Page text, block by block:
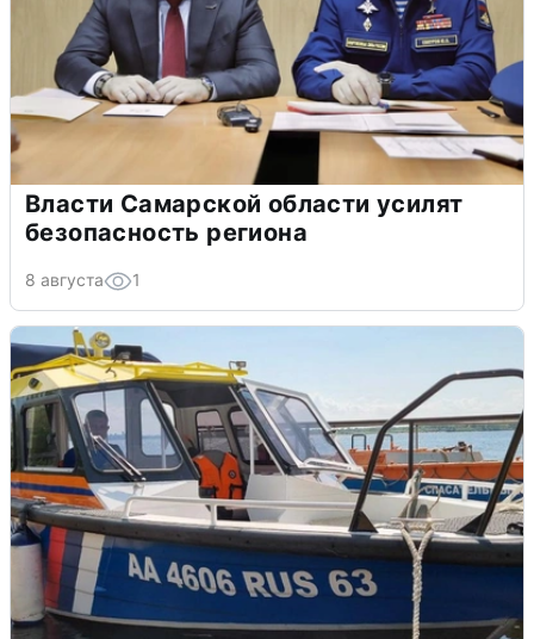
Власти Самарской области усилят
безопасность региона
8 августа 1